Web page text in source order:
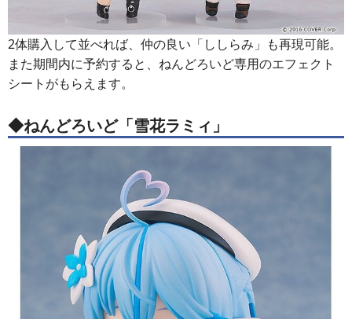
2体購入して並べれば、仲の良い「ししらみ」も再現可能。
また期間内に予約すると、ねんどろいど専用のエフェクト
シートがもらえます。
◆ねんどろいど「雪花ラミィ」